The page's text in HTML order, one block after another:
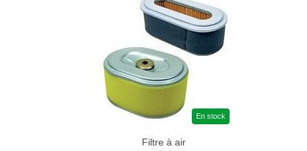
En stock
Filtre à air